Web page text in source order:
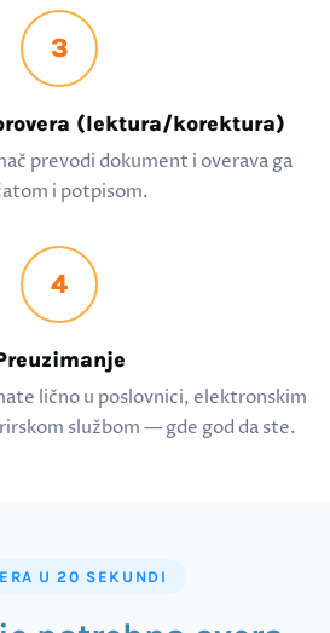
3
(lektura/korektura)
prevodi dokument i overava ga
i potpisom.
4
lično u poslovnici, elektronskim
službom — gde god da ste.
U 20 SEKUNDI